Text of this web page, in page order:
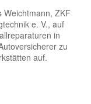
Weichtmann, ZKF
e. V., auf
in
zu
auf.